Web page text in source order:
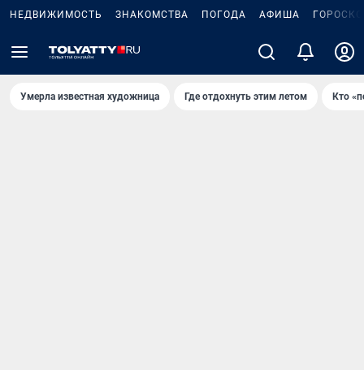
НЕДВИЖИМОСТЬ ЗНАКОМСТВА ПОГОДА АФИША
Умерла известная художница Где отдохнуть этим летом Кто